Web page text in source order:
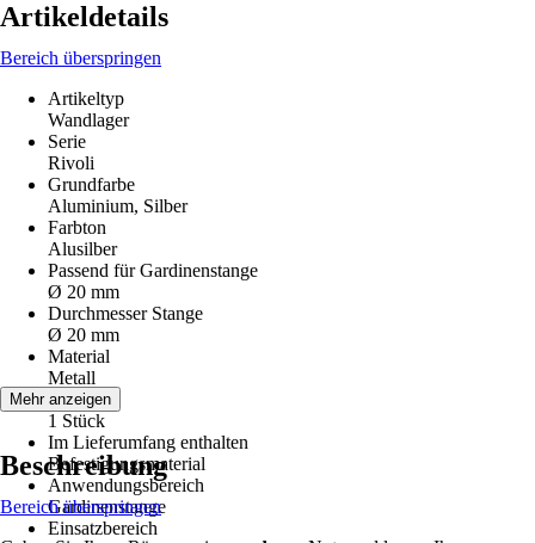
Artikeldetails
Bereich überspringen
Artikeltyp
Wandlager
Serie
Rivoli
Grundfarbe
Aluminium, Silber
Farbton
Alusilber
Passend für Gardinenstange
Ø 20 mm
Durchmesser Stange
Ø 20 mm
Material
Metall
Inhalt
1 Stück
Im Lieferumfang enthalten
Befestigungsmaterial
Anwendungsbereich
Gardinenstange
Einsatzbereich
Mehr anzeigen
Beschreibung
Bereich überspringen